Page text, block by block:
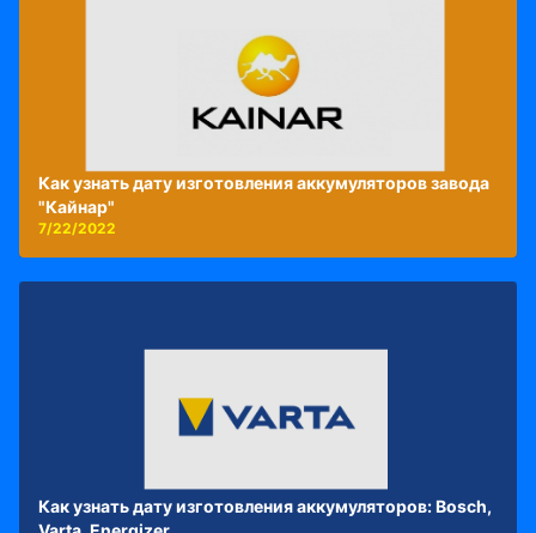
Как узнать дату изготовления аккумуляторов завода
"Кайнар"
7/22/2022
Как узнать дату изготовления аккумуляторов: Bosch,